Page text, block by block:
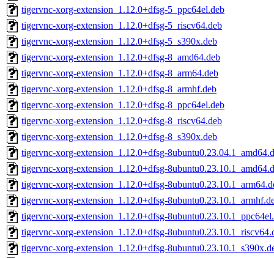
tigervnc-xorg-extension_1.12.0+dfsg-5_ppc64el.deb
tigervnc-xorg-extension_1.12.0+dfsg-5_riscv64.deb
tigervnc-xorg-extension_1.12.0+dfsg-5_s390x.deb
tigervnc-xorg-extension_1.12.0+dfsg-8_amd64.deb
tigervnc-xorg-extension_1.12.0+dfsg-8_arm64.deb
tigervnc-xorg-extension_1.12.0+dfsg-8_armhf.deb
tigervnc-xorg-extension_1.12.0+dfsg-8_ppc64el.deb
tigervnc-xorg-extension_1.12.0+dfsg-8_riscv64.deb
tigervnc-xorg-extension_1.12.0+dfsg-8_s390x.deb
tigervnc-xorg-extension_1.12.0+dfsg-
tigervnc-xorg-extension_1.12.0+dfsg-
tigervnc-xorg-extension_1.12.0+dfsg-
tigervnc-xorg-extension_1.12.0+dfsg-
tigervnc-xorg-extension_1.12.0+dfsg-
tigervnc-xorg-extension_1.12.0+dfsg-
tigervnc-xorg-extension_1.12.0+dfsg-